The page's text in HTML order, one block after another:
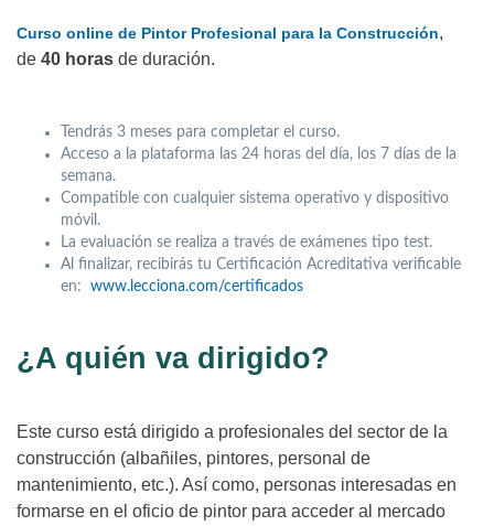
Curso online de Pintor Profesional para la Construcción,
de 40 horas de duración.
Tendrás 3 meses para completar el curso.
Acceso a la plataforma las 24 horas del día, los 7 días de la
semana.
Compatible con cualquier sistema operativo y dispositivo
móvil.
La evaluación se realiza a través de exámenes tipo test.
Al finalizar, recibirás tu Certificación Acreditativa verificable
en: www.lecciona.com/certificados
¿A quién va dirigido?
Este curso está dirigido a profesionales del sector de la
construcción (albañiles, pintores, personal de
mantenimiento, etc.). Así como, personas interesadas en
formarse en el oficio de pintor para acceder al mercado